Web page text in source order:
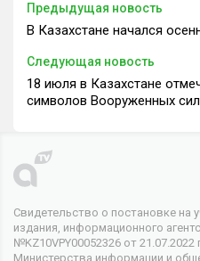
Предыдущая новость
В Казахстане начался
Следующая новость
18 июля в Казахстане
символов Вооруженных сил
Свидетельство о постановке на
издания, информационного
№KZ10VPY00052326 от
Министерства информации и